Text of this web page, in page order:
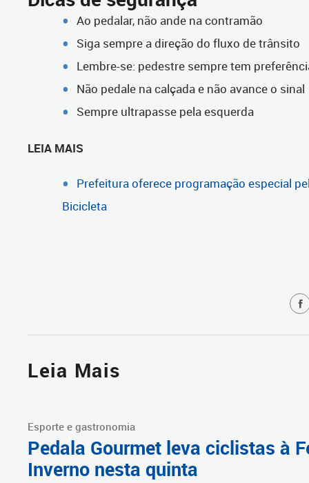
Ao pedalar, não ande na contramão
Siga sempre a direção do fluxo de trânsito
Lembre-se: pedestre sempre tem
Não pedale na calçada e não avance o sinal
Sempre ultrapasse pela esquerda
LEIA MAIS
Prefeitura oferece programação especial
Bicicleta
Leia Mais
Esporte e gastronomia
Pedala Gourmet leva ciclistas à
Inverno nesta quinta